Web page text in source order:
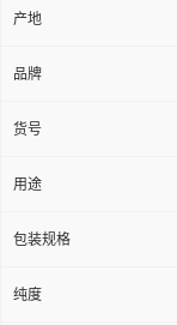
产地
品牌
货号
用途
包装规格
纯度